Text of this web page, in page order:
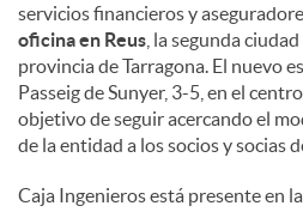
servicios financieros y
oficina en Reus , la segunda
provincia de Tarragona. El nuevo
Passeig de Sunyer, 3-5, en el
objetivo de seguir acercando el
de la entidad a los socios y socias
Caja Ingenieros está presente en